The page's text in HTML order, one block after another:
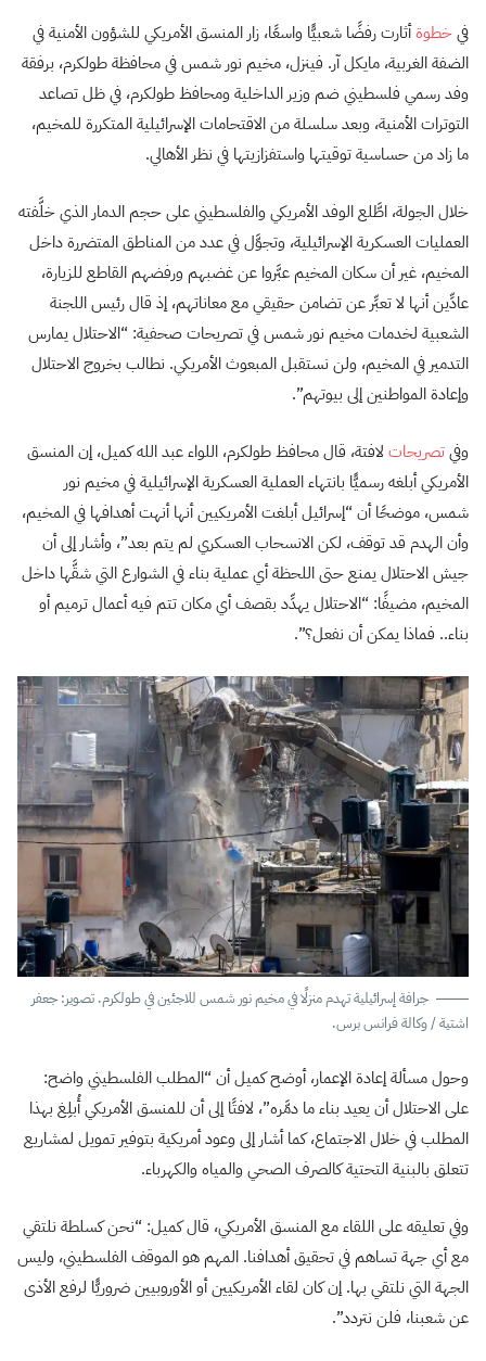
فيخطوةأثارت رفضًا شعبيًّا واسعًا، زار المنسق الأمريكي للشؤون الأمنية في
الضفة الغربية، مايكل آر. فينزل، مخيم نور شمس في محافظة طولكرم، برفقة
وفد رسمي فلسطيني ضم وزير الداخلية ومحافظ طولكرم، في ظل تصاعد
التوترات الأمنية، وبعد سلسلة من الاقتحامات الإسرائيلية المتكررة للمخيم،
ما زاد من حساسية توقيتها واستفزازيتها في نظر الأهالي.
خلال الجولة، اطَّلع الوفد الأمريكي والفلسطيني على حجم الدمار الذي خلَّفته
العمليات العسكرية الإسرائيلية، وتجوَّل في عدد من المناطق المتضررة داخل
المخيم، غير أن سكان المخيم عبَّروا عن غضبهم ورفضهم القاطع للزيارة،
عادِّين أنها لا تعبِّر عن تضامن حقيقي مع معاناتهم، إذ قال رئيس اللجنة
الشعبية لخدمات مخيم نور شمس في تصريحات صحفية: “الاحتلال يمارس
التدمير في المخيم، ولن نستقبل المبعوث الأمريكي. نطالب بخروج الاحتلال
وإعادة المواطنين إلى بيوتهم”.
وفيتصريحات لافتة، قال محافظ طولكرم، اللواء عبد الله كميل، إن المنسق
الأمريكي أبلغه رسميًّا بانتهاء العملية العسكرية الإسرائيلية في مخيم نور
شمس، موضحًا أن “إسرائيل أبلغت الأمريكيين أنها أنهت أهدافها في المخيم،
وأن الهدم قد توقف، لكن الانسحاب العسكري لم يتم بعد”، وأشار إلى أن
جيش الاحتلال يمنع حتى اللحظة أي عملية بناء في الشوارع التي شقَّها داخل
المخيم، مضيفًا: “الاحتلال يهدِّد بقصف أي مكان تتم فيه أعمال ترميم أو
بناء.. فماذا يمكن أن نفعل؟”.
جرافة إسرائيلية تهدم منزلًا في مخيم نور شمس للاجئين في طولكرم. تصوير: جعفر
اشتية / وكالة فرانس برس.
وحول مسألة إعادة الإعمار، أوضح كميل أن “المطلب الفلسطيني واضح:
على الاحتلال أن يعيد بناء ما دمَّره”، لافتًا إلى أن للمنسق الأمريكي أُبلِغ بهذا
المطلب في خلال الاجتماع، كما أشار إلى وعود أمريكية بتوفير تمويل لمشاريع
تتعلق بالبنية التحتية كالصرف الصحي والمياه والكهرباء.
وفي تعليقه على اللقاء مع المنسق الأمريكي، قال كميل: “نحن كسلطة نلتقي
مع أي جهة تساهم في تحقيق أهدافنا. المهم هو الموقف الفلسطيني، وليس
الجهة التي نلتقي بها. إن كان لقاء الأمريكيين أو الأوروبيين ضروريًّا لرفع الأذى
عن شعبنا، فلن نتردد”.